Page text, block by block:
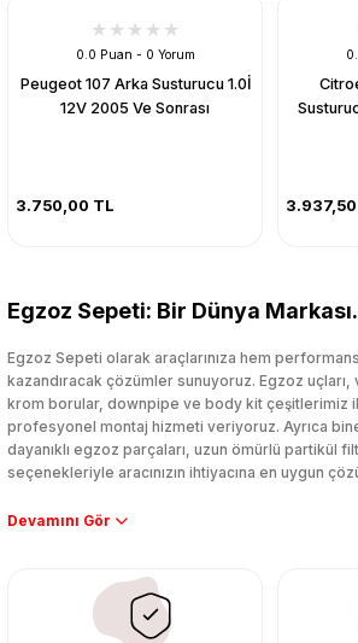
0.0 Puan - 0 Yorum
Peugeot 107 Arka Susturucu 1.0İ
12V 2005 Ve Sonrası
3.750,00 TL
Egzoz Sepeti: Bir Dünya
Egzoz Sepeti olarak araçlarınıza hem
kazandıracak çözümler sunuyoruz. Egzoz
krom borular, downpipe ve body kit çeşitlerimiz
profesyonel montaj hizmeti veriyoruz. Ayrıca
dayanıklı egzoz parçaları, uzun ömürlü partikül
seçenekleriyle aracınızın ihtiyacına en uygun
Performans artışı isteyen sürücüler için özel
çıkma orijinal ürünler ile yenileyebilir, body kit
tasarımını ve aerodinamisini üst seviyeye